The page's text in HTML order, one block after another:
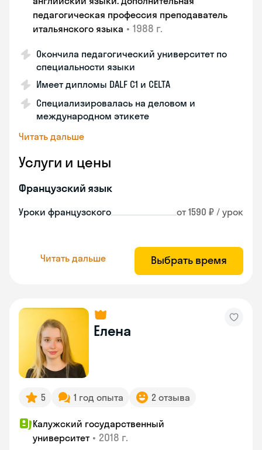
педагогическая профессия преподаватель
итальянского языка • 1988 г.
Окончила педагогический университет по
специальности языки
Имеет дипломы DALF C1 и CELTA
Специализировалась на деловом и
международном этикете
Читать дальше
Услуги и цены
Французский язык
Уроки французского от 1590 ₽ / урок
Читать дальше Выбрать время
Елена
5 1 год опыта 2 отзыва
Калужский государственный
университет • 2018 г.